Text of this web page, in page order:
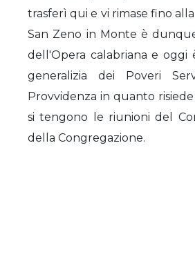
trasferì qui e vi rimase fino
San Zeno in Monte è
dell'Opera calabriana e oggi
generalizia dei Poveri
Provvidenza in quanto
si tengono le riunioni del
della Congregazione.